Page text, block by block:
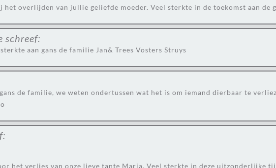
het overlijden van jullie geliefde moeder. Veel sterkte in de toekomst aan de
schreef:
aan gans de familie Jan& Trees Vosters Struys
de familie, we weten ondertussen wat het is om iemand dierbaar te
het verlies van onze lieve tante Maria. Veel sterkte in deze uitzonderlijke